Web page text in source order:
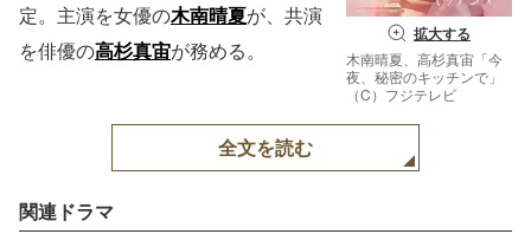
拡大する
木南晴夏、高杉真宙「今
夜、秘密のキッチンで」
（C）フジテレビ
定。主演を女優の木南晴夏が、共演
を俳優の高杉真宙が務める。
全文を読む
関連ドラマ